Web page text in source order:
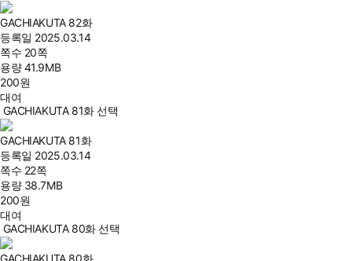
GACHIAKUTA 82화
등록일 2025.03.14
쪽수 20쪽
용량41.9MB
200원
대여
GACHIAKUTA 81화 선택
GACHIAKUTA 81화
등록일 2025.03.14
쪽수 22쪽
용량 38.7MB
200원
대여
GACHIAKUTA 80화 선택
GACHIAKUTA 80화